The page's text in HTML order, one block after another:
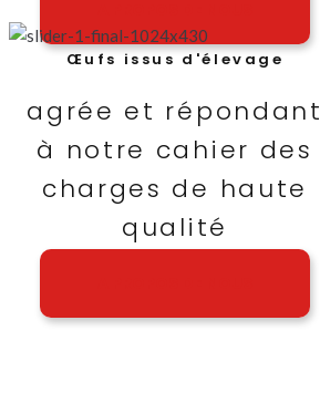
Œufs issus d'élevage
agrée et répondant
à notre cahier des
charges de haute
qualité